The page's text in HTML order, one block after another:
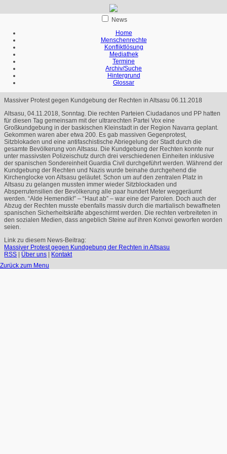
News
Home
Menschenrechte
Konfliktlösung
Mediathek
Termine
Archiv/Suche
Hintergrund
Glossar
Massiver Protest gegen Kundgebung der Rechten in Altsasu 06.11.2018
Altsasu, 04.11.2018, Sonntag. Die rechten Parteien Ciudadanos und PP hatten
für diesen Tag gemeinsam mit der ultrarechten Partei Vox eine
Großkundgebung in der baskischen Kleinstadt in der Region Navarra geplant.
Gekommen waren aber etwa 200. Es gab massiven Gegenprotest,
Sitzblokaden und eine antifaschistische Abriegelung der Stadt durch die
gesamte Bevölkerung von Altsasu. Die Kundgebung der Rechten konnte nur
unter massivsten Polizeischutz durch drei verschiedenen Einheiten inklusive
der spanischen Sondereinheit Guardia Civil durchgeführt werden. Während der
Kundgebung der Rechten und Nazis wurde beinahe durchgehend die
Kirchenglocke von Altsasu geläutet. Schon um auf den zentralen Platz in
Altsasu zu gelangen mussten immer wieder Sitzblockaden und
Absperrutensilien der Bevölkerung alle paar hundert Meter weggeräumt
werden. “Alde Hemendik!” – “Haut ab” – war eine der Parolen. Doch auch der
Abzug der Rechten musste ebenfalls massiv durch die martialisch bewaffneten
spanischen Sicherheitskräfte abgeschirmt werden. Die rechten verbreiteten in
den sozialen Medien, dass angeblich Steine auf ihren Konvoi geworfen worden
seien.
Link zu diesem News-Beitrag:
Massiver Protest gegen Kundgebung der Rechten in Altsasu
RSS | Über uns | Kontakt
Zurück zum Menu